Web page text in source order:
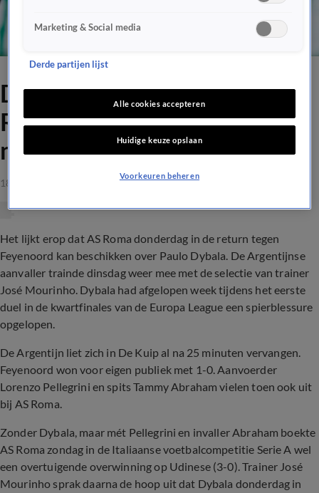
Dybala traint mee bij AS
Roma in aanloop naar duel
met Feyenoord
18 apr 2023, 15:36
Het lijkt erop dat AS Roma donderdag in de return tegen
Feyenoord kan beschikken over Paulo Dybala. De Argentijnse
aanvaller trainde dinsdag weer mee met de selectie van trainer
José Mourinho. Dybala had afgelopen week tijdens het eerste
duel in de kwartfinales van de Europa League een spierblessure
opgelopen.
De Argentijn liet zich in De Kuip al na 25 minuten vervangen.
Feyenoord won voor eigen publiek met 1-0. Aanvoerder
Lorenzo Pellegrini en spits Tammy Abraham vielen toen ook uit
bij AS Roma.
Zonder Dybala, maar mét Pellegrini en invaller Abraham boekte
AS Roma zondag in de Italiaanse voetbalcompetitie Serie A wel
een overtuigende overwinning op Udinese (3-0). Trainer José
Mourinho sprak daarna de hoop uit dat Dybala donderdag in
Marketing & Social media
Derde partijen lijst
Alle cookies accepteren
Huidige keuze opslaan
Voorkeuren beheren